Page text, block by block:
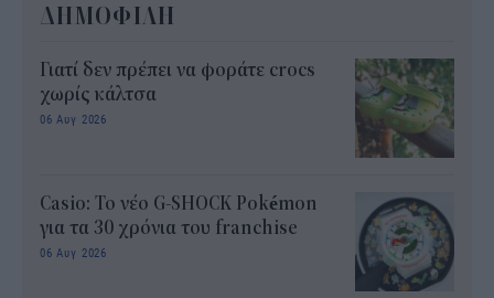
ΔΗΜΟΦΙΛΗ
Γιατί δεν πρέπει να φοράτε crocs
χωρίς κάλτσα
06 Αυγ 2026
Casio: Το νέο G-SHOCK Pokémon
για τα 30 χρόνια του franchise
06 Αυγ 2026